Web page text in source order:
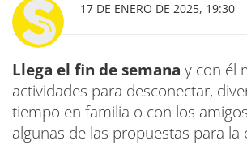
17 DE ENERO DE 2025, 19:30
Llega el fin de semana y con él
actividades para desconectar,
tiempo en familia o con los
algunas de las propuestas para la